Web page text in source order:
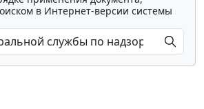
в Интернет-версии системы